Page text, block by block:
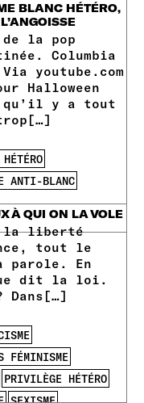
BLANC HÉTÉRO,
de la pop
Columbia
youtube.com
Halloween
qu’il y a tout
ANTI-BLANC
À QUI ON LA VOLE
la liberté
tout le
parole. En
dit la loi.
FÉMINISME
PRIVILÈGE HÉTÉRO
SEXISME